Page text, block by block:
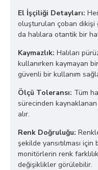
El İşçiliği Detayları:
oluşturulan çoban
da halılara otantik bir
Kaymazlık: Halıları
kullanırken kaymayan
güvenli bir kullanım
Ölçü Toleransı: Tüm
sürecinden
alır.
Renk Doğruluğu:
şekilde yansıtılması
monitörlerin renk
değişiklikler görülebilir.